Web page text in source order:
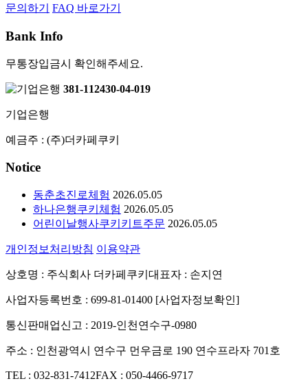
문의하기 FAQ 바로가기
Bank Info
무통장입금시 확인해주세요.
381-112430-04-019
기업은행
예금주 : (주)더카페쿠키
Notice
동춘초진로체험 2026.05.05
하나은행쿠키체험 2026.05.05
어린이날행사쿠키키트주문 2026.05.05
개인정보처리방침 이용약관
상호명 : 주식회사 더카페쿠키 대표자 : 손지연
사업자등록번호 : 699-81-01400 [사업자정보확인]
통신판매업신고 : 2019-인천연수구-0980
주소 : 인천광역시 연수구 먼우금로 190 연수프라자 701호
TEL : 032-831-7412FAX : 050-4466-9717